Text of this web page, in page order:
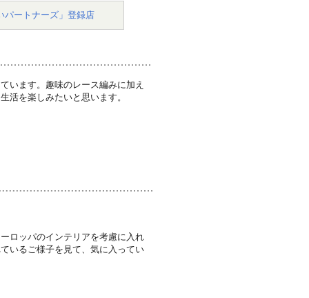
パートナーズ」登録店
います。趣味のレース編みに加え
活を楽しみたいと思います。
ロッパのインテリアを考慮に入れ
いるご様子を見て、気に入ってい